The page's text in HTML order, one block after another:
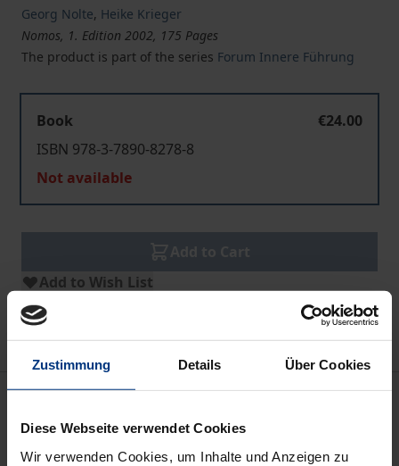
Zustimmung Details Über Cookies
Diese Webseite verwendet Cookies
Wir verwenden Cookies, um Inhalte und Anzeigen zu
Georg Nolte, Heike Krieger
Nomos, 1. Edition 2002, 175 Pages
The product is part of the series Forum Innere Führung
Book
€24.00
ISBN 978-3-7890-8278-8
Not available
Add to Cart
Add to Wish List
Delivery cost notice
Description
Es handelt sich um eine Studie, die das